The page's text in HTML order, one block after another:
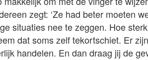
zegt: ‘Ze had beter moeten
situaties nee te zeggen. Hoe
dat soms zelf tekortschiet. Er
handelen. En dan draag jij de